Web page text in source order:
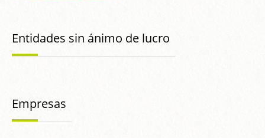
Entidades sin ánimo de lucro
Empresas